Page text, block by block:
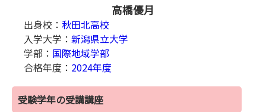
高橋優月
出身校： 秋田北高校
入学大学： 新潟県立大学
学部： 国際地域学部
合格年度： 2024年度
受験学年の受講講座